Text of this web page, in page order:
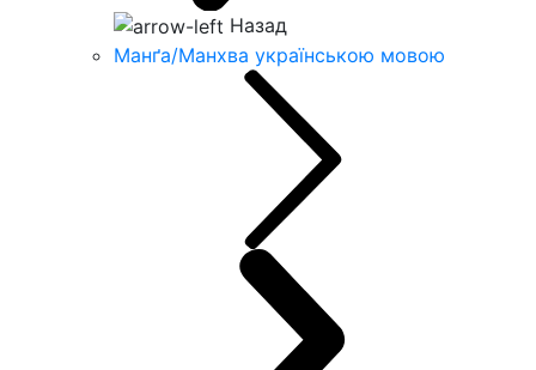
Назад
Манґа/Манхва українською мовою